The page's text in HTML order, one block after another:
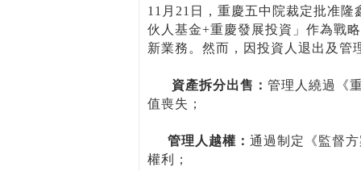
11月21日，重慶五中院裁定批准
伙人基金+重慶發展投資」作為戰
新業務。然而，因投資人退出及
資產拆分出售： 管理人繞過《
值喪失；
管理人越權： 通過制定《監督
權利；